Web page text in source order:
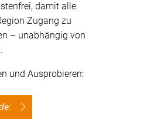
damit alle
Zugang zu
– unabhängig von
und Ausprobieren: